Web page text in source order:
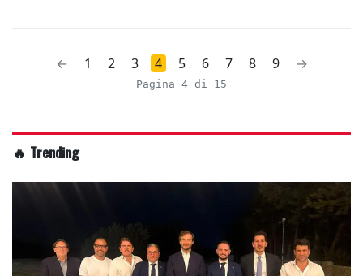
← 1 2 3 4 5 6 7 8 9 →
Pagina 4 di 15
🔥 Trending